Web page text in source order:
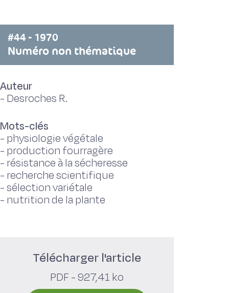
#44 - 1970
Numéro non thématique
Auteur
- Desroches R.
Mots-clés
- physiologie végétale
- production fourragère
- résistance à la sécheresse
- recherche scientifique
-sélection variétale
- nutrition de la plante
Télécharger l'article
PDF - 927,41 ko